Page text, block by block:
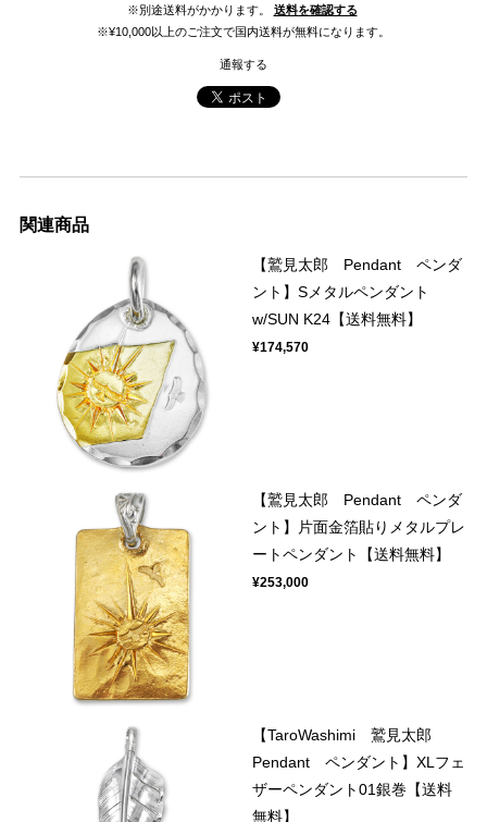
※別途送料がかかります。
送料を確認する
※¥10,000以上のご注文で国内送料が無料になります。
通報する
関連商品
【鷲見太郎 Pendant ペンダ
ント】Sメタルペンダント
w/SUN K24【送料無料】
¥174,570
【鷲見太郎 Pendant ペンダ
ント】片面金箔貼りメタルプレ
ートペンダント【送料無料】
¥253,000
【TaroWashimi 鷲見太郎
Pendant ペンダント】XLフェ
ザーペンダント01銀巻【送料
無料】